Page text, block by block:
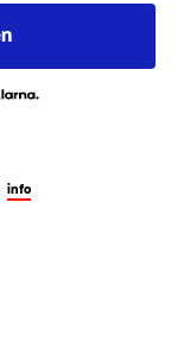
info